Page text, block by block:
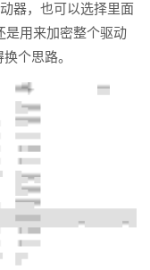
器，也可以选择里面
是用来加密整个驱动
个思路。